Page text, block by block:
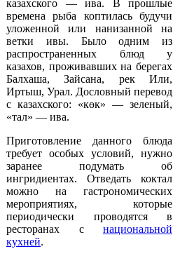
казахского — ива. В прошлые
времена рыба коптилась будучи
уложенной или нанизанной на
ветки ивы. Было одним из
распространенных блюд у
казахов, проживавших на берегах
Балхаша, Зайсана, рек Или,
Иртыш, Урал. Дословный перевод
с казахского: «көк» — зеленый,
«тал» — ива.
Приготовление данного блюда
требует особых условий, нужно
заранее подумать об
ингридиентах. Отведать коктал
можно на гастрономических
мероприятиях, которые
периодически проводятся в
ресторанах с национальной
кухней.